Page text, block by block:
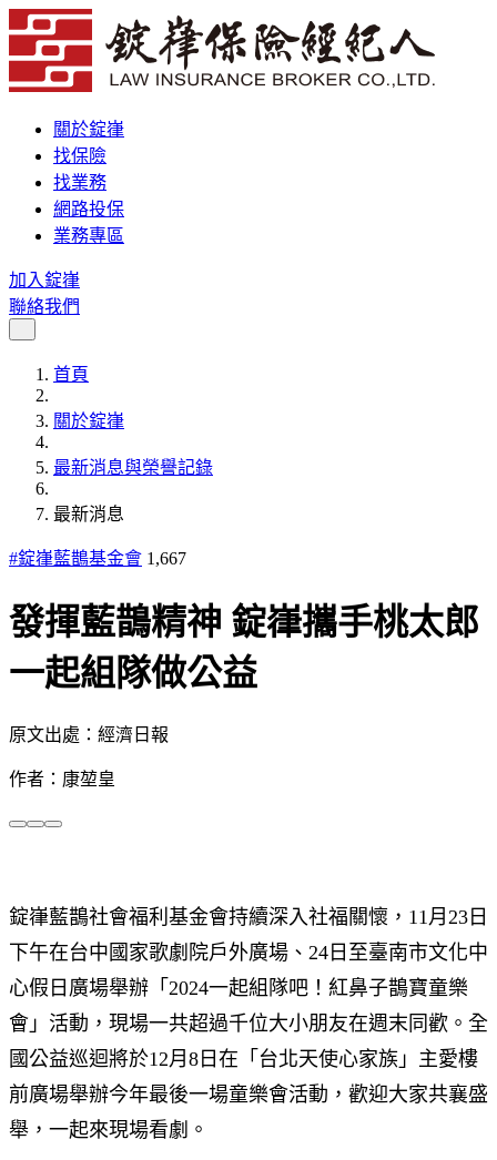
關於錠嵂
找保險
找業務
網路投保
業務專區
加入錠嵂
聯絡我們
首頁
關於錠嵂
最新消息與榮譽記錄
最新消息
#錠嵂藍鵲基金會 1,667
發揮藍鵲精神 錠嵂攜手桃太郎
一起組隊做公益
原文出處：經濟日報
作者：康堃皇
錠嵂藍鵲社會福利基金會持續深入社福關懷，11月23日
下午在台中國家歌劇院戶外廣場、24日至臺南市文化中
心假日廣場舉辦「2024一起組隊吧！紅鼻子鵲寶童樂
會」活動，現場一共超過千位大小朋友在週末同歡。全
國公益巡迴將於12月8日在「台北天使心家族」主愛樓
前廣場舉辦今年最後一場童樂會活動，歡迎大家共襄盛
舉，一起來現場看劇。